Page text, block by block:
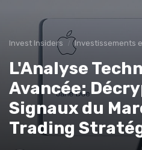
Invest Insiders Investissements
L'Analyse
Avancée:
Signaux du
Trading